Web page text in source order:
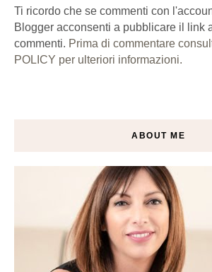
Ti ricordo che se commenti con
Blogger acconsenti a pubblicare il link
commenti. Prima di commentare
POLICY per ulteriori informazioni.
ABOUT ME